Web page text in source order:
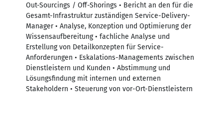
Out-Sourcings / Off-Shorings • Bericht an den für die
Gesamt-Infrastruktur zuständigen Service-Delivery-
Manager • Analyse, Konzeption und Optimierung der
Wissensaufbereitung • fachliche Analyse und
Erstellung von Detailkonzepten für Service-
Anforderungen • Eskalations-Managements zwischen
Dienstleistern und Kunden • Abstimmung und
Lösungsfindung mit internen und externen
Stakeholdern • Steuerung von vor-Ort-Dienstleistern